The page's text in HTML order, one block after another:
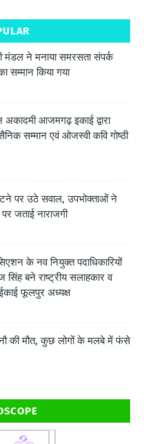
मंडल ने मनाया समरसता संपर्क
सम्मान किया गया
अकादमी आजमगढ़ इकाई द्वारा
सम्मान एवं ओजस्वी कवि गोष्ठी
पर उठे सवाल, उपभोक्ताओं ने
जताई नाराजगी
के नव नियुक्त पदाधिकारियों
सिंह बने राष्ट्रीय सलाहकार व
फूलपुर अध्यक्ष
नौ की मौत, कुछ लोगों के मलबे में फंसे